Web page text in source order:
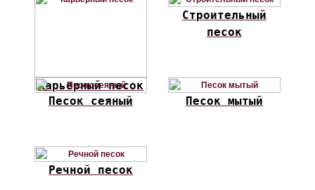
Карьерный песок
Строительный
песок
Песок сеяный Песок мытый
Речной песок